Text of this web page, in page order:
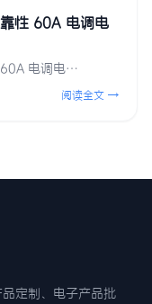
性 60A 电调电
60A 电调电…
阅读全文 →
定制、电子产品批